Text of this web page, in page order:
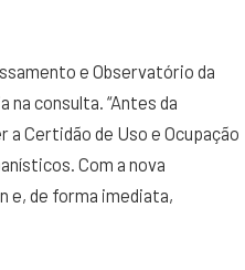
e Observatório da
consulta. “Antes da
Certidão de Uso e Ocupação
Com a nova
e, de forma imediata,